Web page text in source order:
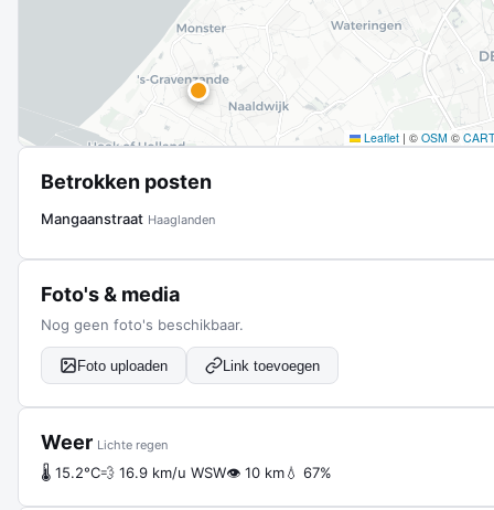
Leaflet | © OSM ©
Betrokken posten
Mangaanstraat Haaglanden
Foto's & media
Nog geen foto's beschikbaar.
Foto uploaden Link toevoegen
Weer Lichte regen
🌡 15.2°C💨 16.9 km/u WSW👁 10 km💧 67%